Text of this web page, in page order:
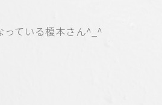
っている榎本さん^_^